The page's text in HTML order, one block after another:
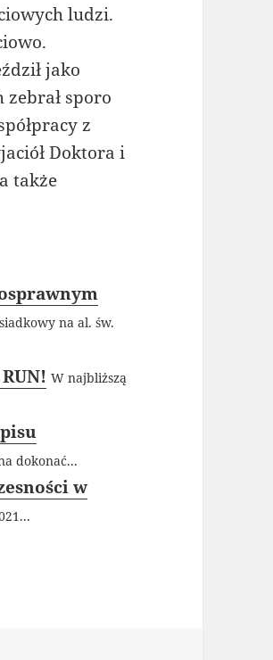
ludzi.
jako
sporo
z
Doktora i
także
na al. św.
W najbliższą
dokonać...
w